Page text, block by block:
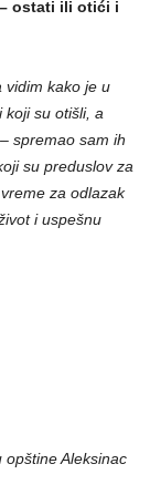
ostati ili otići i
vidim kako je u
koji su otišli, a
spremao sam ih
su preduslov za
za odlazak
i uspešnu
Aleksinac